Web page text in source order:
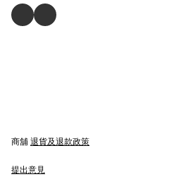
商舖 退貨及退款政策
提出意見